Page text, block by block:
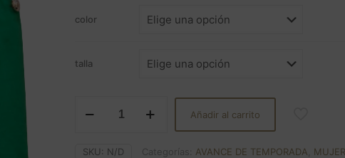
color
talla
BOTONES
cantidad
Añadir al carrito
SKU: N/D Categorías: AVANCE DE TEMPORADA
MUJER